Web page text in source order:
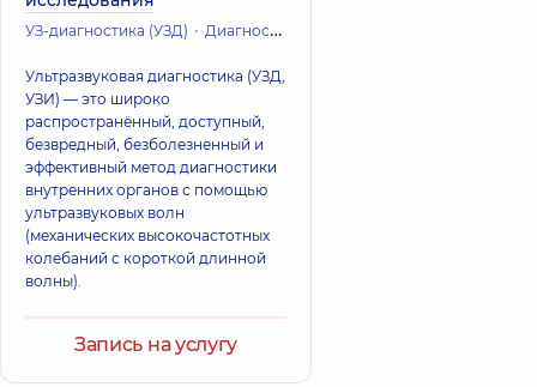
УЗ-диагностика (УЗД) Диагностика
Ультразвуковая диагностика (УЗД,
УЗИ) — это широко
распространённый, доступный,
безвредный, безболезненный и
эффективный метод диагностики
внутренних органов с помощью
ультразвуковых волн
(механических высокочастотных
колебаний с короткой длинной
волны).
Запись на услугу